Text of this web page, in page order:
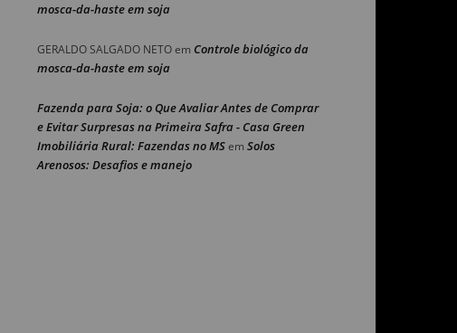
mosca-da-haste em soja
GERALDO SALGADO NETOem Controle biológico da
mosca-da-haste em soja
Fazenda para Soja: o Que Avaliar Antes de Comprar
e Evitar Surpresas na Primeira Safra - Casa Green
Imobiliária Rural: Fazendas no MSem Solos
Arenosos: Desafios e manejo